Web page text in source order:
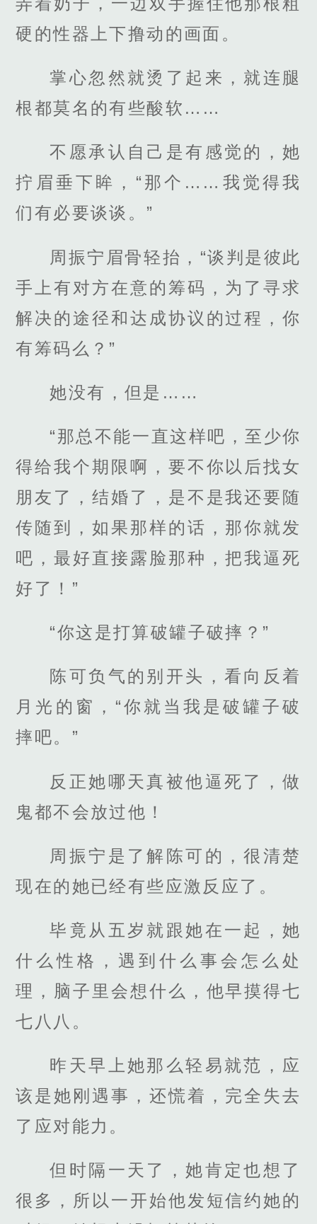
硬的性器上下撸动的画面。
掌心忽然就烫了起来，就连腿
根都莫名的有些酸软……
不愿承认自己是有感觉的，她
拧眉垂下眸，“那个……我觉得我
们有必要谈谈。”
周振宁眉骨轻抬，“谈判是彼此
手上有对方在意的筹码，为了寻求
解决的途径和达成协议的过程，你
有筹码么？”
她没有，但是……
“那总不能一直这样吧，至少你
得给我个期限啊，要不你以后找女
朋友了，结婚了，是不是我还要随
传随到，如果那样的话，那你就发
吧，最好直接露脸那种，把我逼死
好了！”
“你这是打算破罐子破摔？”
陈可负气的别开头，看向反着
月光的窗，“你就当我是破罐子破
摔吧。”
反正她哪天真被他逼死了，做
鬼都不会放过他！
周振宁是了解陈可的，很清楚
现在的她已经有些应激反应了。
毕竟从五岁就跟她在一起，她
什么性格，遇到什么事会怎么处
理，脑子里会想什么，他早摸得七
七八八。
昨天早上她那么轻易就范，应
该是她刚遇事，还慌着，完全失去
了应对能力。
但时隔一天了，她肯定也想了
很多，所以一开始他发短信约她的